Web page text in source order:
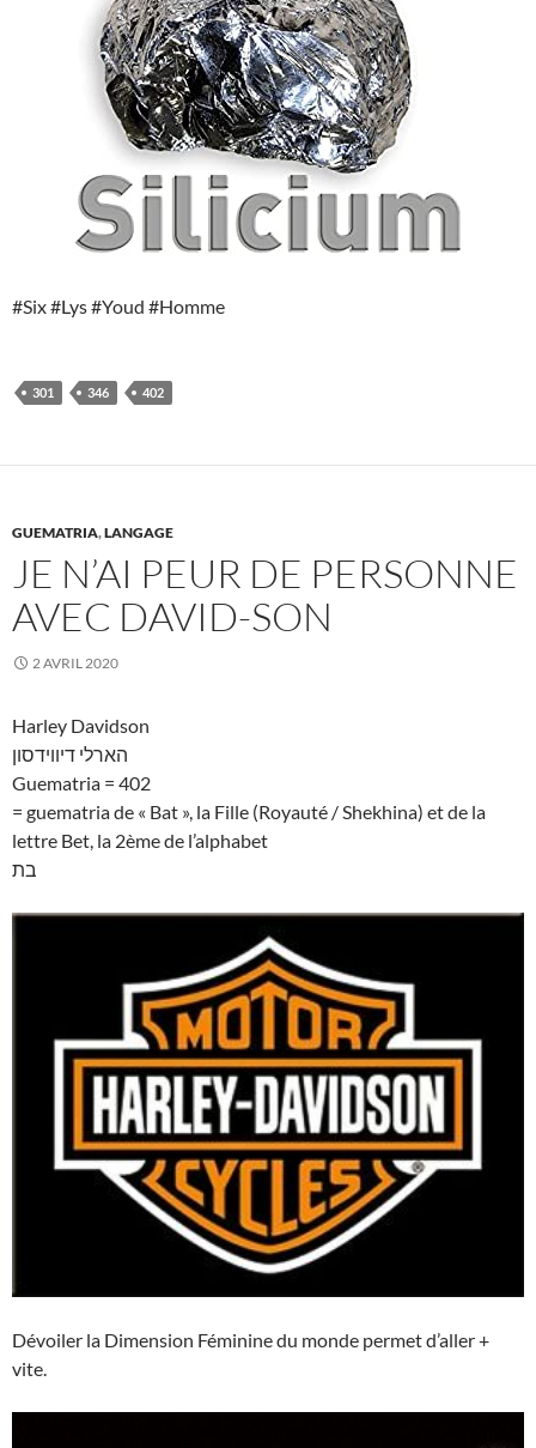
#Six #Lys #Youd #Homme
301 346 402
GUEMATRIA,LANGAGE
JE N’AI PEUR DE PERSONNE
AVEC DAVID-SON
2 AVRIL 2020
Harley Davidson
הארלי דיווידסון
Guematria = 402
= guematria de « Bat », la Fille (Royauté / Shekhina) et de la
lettre Bet, la 2ème de l’alphabet
בת
Dévoiler la Dimension Féminine du monde permet d’aller +
vite.